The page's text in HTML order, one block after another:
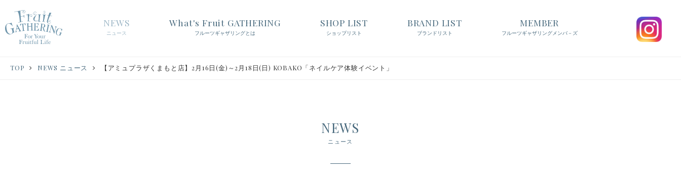
NEWS
ニュース
What's Fruit GATHERING
フルーツギャザリングとは
SHOP LIST
ショップリスト
BRAND LIST
ブランドリスト
MEMBER
フルーツギャザリングメンバ－ズ
TOP NEWS ニュース 【アミュプラザくまもと店】2月16日(金)～2月18日(日) KOBAKO「ネイルケア体験イベント」
NEWS
ニュース